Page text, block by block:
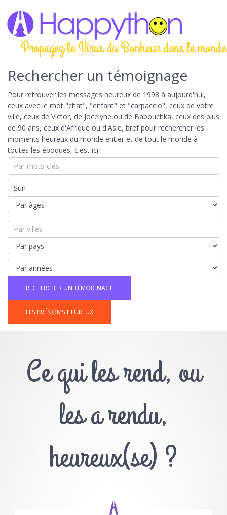
Propagez le Virus du Bonheur dans le monde
Rechercher un témoignage
Pour retrouver les messages heureux de 1998 à aujourd'hui,
ceux avec le mot "chat", "enfant" et "carpaccio", ceux de votre
ville, ceux de Victor, de Jocelyne ou de Babouchka, ceux des plus
de 90 ans, ceux d'Afrique ou d'Asie, bref pour rechercher les
moments heureux du monde entier et de tout le monde à
toutes les époques, c'est ici !
LES PRÉNOMS HEUREUX
Ce qui les rend, ou
les a rendu,
heureux(se) ?